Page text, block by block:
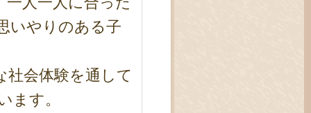
いやりのある子
社会体験を通して
ます。